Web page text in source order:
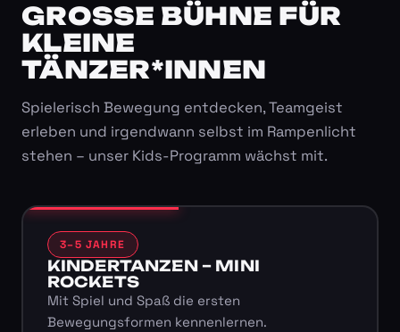
GROSSE BÜHNE FÜR K
LEINE T
ÄNZER*INNEN
Spielerisch Bewegung entdecken, Teamgeist
erleben und irgendwann selbst im Rampenlicht
stehen – unser Kids-Programm wächst mit.
3–5 JAHRE
KINDERTANZEN – MINI
ROCKETS
Mit Spiel und Spaß die ersten
Bewegungsformen kennenlernen.